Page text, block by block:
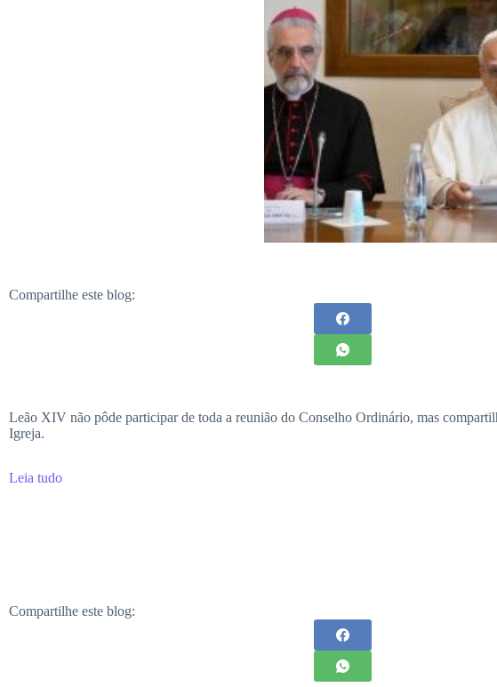
Compartilhe este blog:
Leão XIV não pôde participar de toda a reunião do Conselho Ordinário, mas
Igreja.
Leia tudo
Compartilhe este blog: